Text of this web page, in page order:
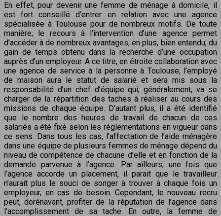
En effet, pour devenir une femme de ménage à domicile, il
est fort conseillé d’entrer en relation avec une agence
spécialisée à Toulouse pour de nombreux motifs. De toute
manière, le recours à l’intervention d’une agence permet
d’accéder à de nombreux avantages, en plus, bien entendu, du
gain de temps obtenu dans la recherche d’une occupation
auprès d’un employeur. A ce titre, en étroite collaboration avec
une agence de service à la personne à Toulouse, l’employé
de maison aura le statut de salarié et sera mis sous la
responsabilité d’un chef d’équipe qui, généralement, va se
charger de la répartition des taches à réaliser au cours des
missions de chaque équipe. D’autant plus, il a été identifié
que le nombre des heures de travail de chacun de ces
salariés a été fixé selon les règlementations en vigueur dans
ce sens. Dans tous les cas, l’affectation de l’aide ménagère
dans une équipe de plusieurs femmes de ménage dépend du
niveau de compétence de chacune d’elle et en fonction de la
demande parvenue à l’agence. Par ailleurs, une fois que
l’agence accorde un placement, il parait que le travailleur
n’aurait plus le souci de songer à trouver à chaque fois un
employeur, en cas de besoin. Cependant, le nouveau recru
peut, dorénavant, profiter de la réputation de l’agence dans
l’accomplissement de sa tache. En outre, la femme de